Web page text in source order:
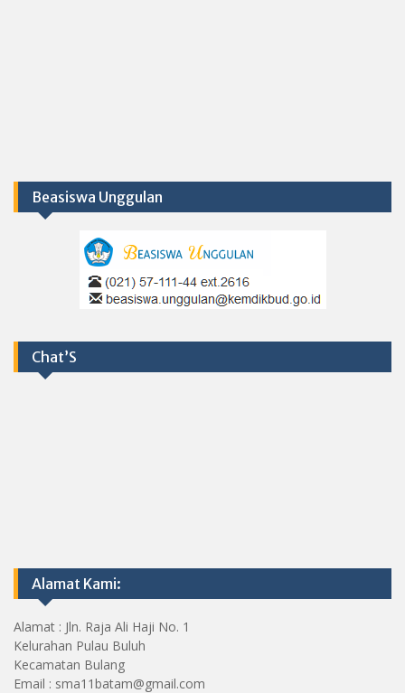
Beasiswa Unggulan
Chat’S
Alamat Kami:
Alamat : Jln. Raja Ali Haji No. 1
Kelurahan Pulau Buluh
Kecamatan Bulang
Email : sma11batam@gmail.com